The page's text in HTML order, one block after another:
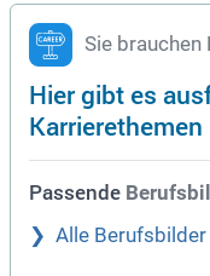
Sie
Hier gibt es
Karrierethemen
Passende
Alle Berufsbilder